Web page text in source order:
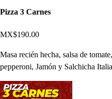
Pizza 3 Carnes
MX$190.00
Masa recién hecha, salsa de
pepperoni, Jamón y Salchicha